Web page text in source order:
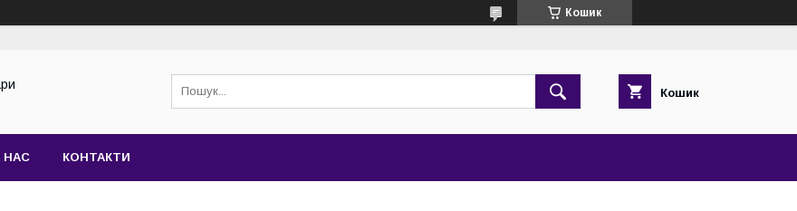
Кошик
Кошик
НАС КОНТАКТИ